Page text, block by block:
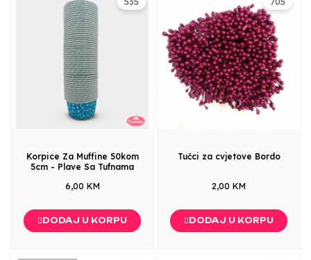
Korpice Za Muffine 50kom
5cm - Plave Sa Tufnama
6,00 KM
DODAJ U KORPU
Tučci za cvjetove Bordo
2,00 KM
DODAJ U KORPU